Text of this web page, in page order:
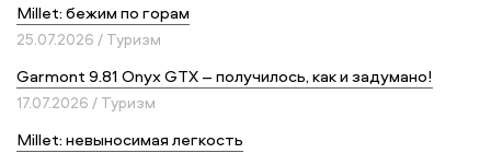
Millet: бежим по горам
25.07.2026 / Туризм
Garmont 9.81 Onyx GTX – получилось, как и задумано!
17.07.2026 / Туризм
Millet: невыносимая легкость